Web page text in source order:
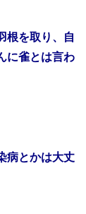
根を取り、自
に雀とは言わ
病とかは大丈